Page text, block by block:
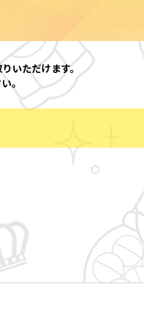
いただけます。
。